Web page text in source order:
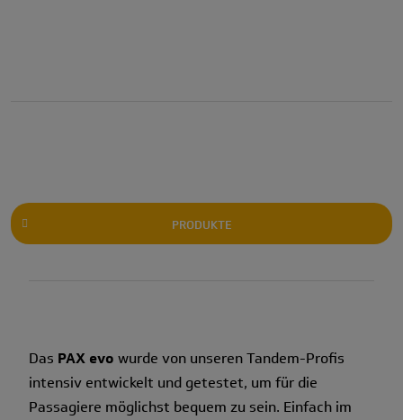
PRODUKTE
Das PAX evo wurde von unseren Tandem-Profis
intensiv entwickelt und getestet, um für die
Passagiere möglichst bequem zu sein. Einfach im